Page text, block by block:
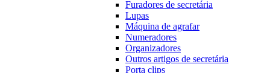
Furadores de secretária
Lupas
Máquina de agrafar
Numeradores
Organizadores
Outros artigos de secretária
Porta clips